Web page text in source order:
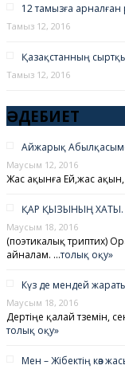
12 тамызға
Тамыз 12, 2016
Қазақстанның
Тамыз 12, 2016
ӘДЕБИЕТ
Айжарық
Маусым 12, 2016
Жас ақынға Ей,жас
ҚАР ҚЫЗЫНЫҢ ХАТЫ.
Маусым 18, 2016
(поэтикалық триптих)
айналам. …толық оқу»
Күз де мендей
Маусым 18, 2016
Дертіңе қалай төземін,
толық оқу»
Мен – Жібектің көз